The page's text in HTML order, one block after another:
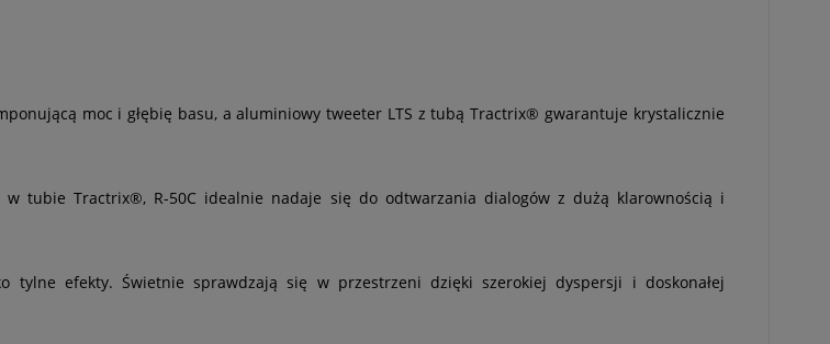
moc i głębię basu, a aluminiowy tweeter LTS z tubą Tractrix® gwarantuje krystalicznie
tubie Tractrix®, R-50C idealnie nadaje się do odtwarzania dialogów z dużą klarownością i
tylne efekty. Świetnie sprawdzają się w przestrzeni dzięki szerokiej dyspersji i doskonałej